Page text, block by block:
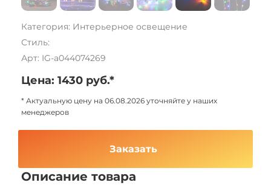
Категория: Интерьерное освещение
Стиль:
Арт: IG-a044074269
Цена: 1430 руб.*
* Актуальную цену на 06.08.2026 уточняйте у наших
менеджеров
Заказать
Описание товара